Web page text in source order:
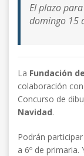
El plazo
domingo 15
La Fundación
colaboración
Concurso de
Navidad.
Podrán
a 6º de